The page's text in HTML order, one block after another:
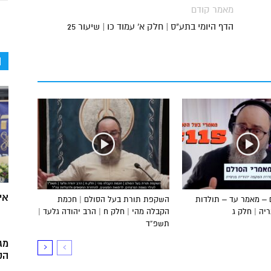
מאמר קודם
הדף היומי בתע"ס | חלק א' עמוד כו | שיעור 25
השקפת תורת בעל הסולם | חכמת
הקבלה מהי | חלק ח | הרב יהודה גלעד |
תשפ”ד
– מאמר עד – תולדות
| חלק ג